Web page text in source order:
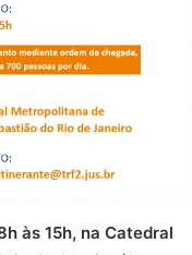
às 15h, na Catedral